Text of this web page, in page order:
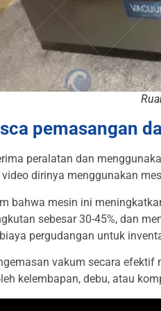
pemasangan
peralatan dan
dirinya menggunakan
bahwa mesin ini
sebesar 30-45%, dan
pergudangan untuk
vakum secara
kelembapan, debu, atau